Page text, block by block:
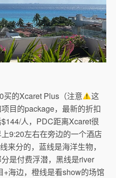
买的Xcaret Plus（注意
这
目的package，最新的折扣
人，PDC距离Xcaret很
9:20左右在旁边的一个酒店
来分的，蓝线是海洋生物，
是付费浮潜，黑线是river
海边，橙线是看show的场馆